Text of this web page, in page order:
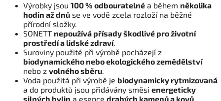
Výrobky jsou 100 % odbouratelné a během několika
hodin až dnů se ve vodě zcela rozloží na běžné
přírodní složky.
SONETT nepoužívá přísady škodlivé pro životní
prostředí a lidské zdraví.
Suroviny použité při výrobě pocházejí z
biodynamického nebo ekologického zemědělství
nebo z volného sběru.
Voda použitá při výrobě je biodynamicky rytmizovaná
a do produktů jsou přidávány směsi energeticky
silných bylin a esence drahých kamenů a kovů.